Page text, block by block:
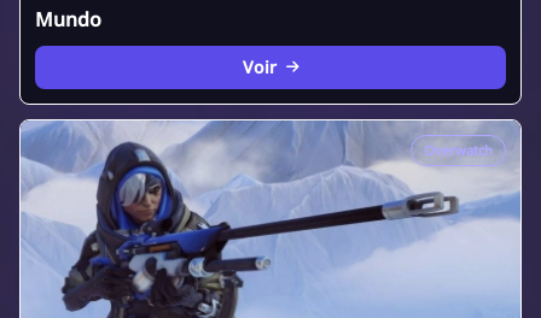
Mundo
Voir
Overwatch